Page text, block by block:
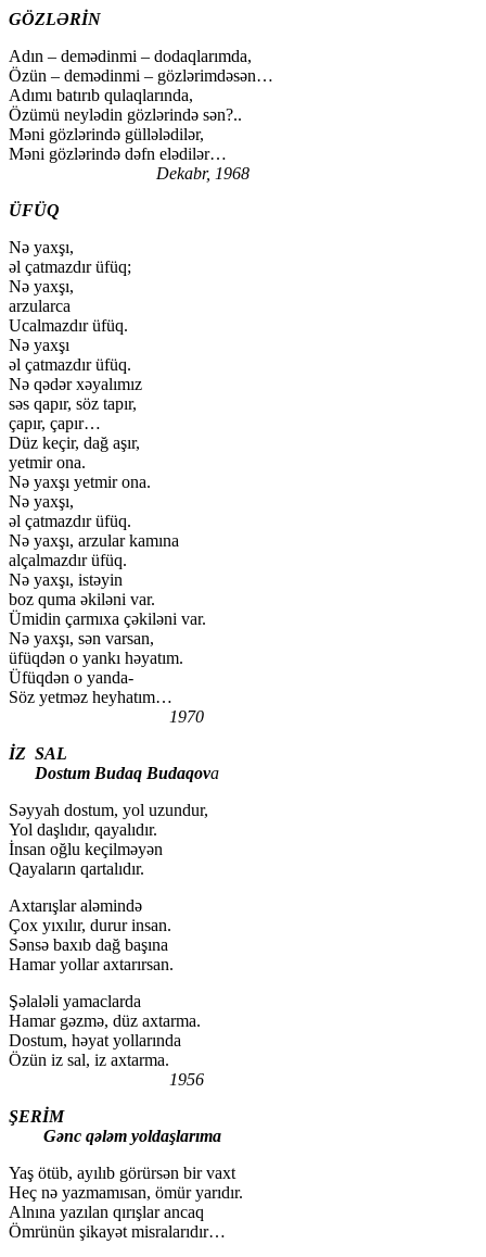
GÖZLƏRİN
Adın – demədinmi – dodaqlarımda,
Özün – demədinmi – gözlərimdəsən…
Adımı batırıb qulaqlarında,
Özümü neylədin gözlərində sən?..
Məni gözlərində güllələdilər,
Məni gözlərində dəfn elədilər…
Dekabr, 1968
ÜFÜQ
Nə yaxşı,
əl çatmazdır üfüq;
Nə yaxşı,
arzularca
Ucalmazdır üfüq.
Nə yaxşı
əl çatmazdır üfüq.
Nə qədər xəyalımız
səs qapır, söz tapır,
çapır, çapır…
Düz keçir, dağ aşır,
yetmir ona.
Nə yaxşı yetmir ona.
Nə yaxşı,
əl çatmazdır üfüq.
Nə yaxşı, arzular kamına
alçalmazdır üfüq.
Nə yaxşı, istəyin
boz quma əkiləni var.
Ümidin çarmıxa çəkiləni var.
Nə yaxşı, sən varsan,
üfüqdən o yankı həyatım.
Üfüqdən o yanda-
Söz yetməz heyhatım…
1970
İZ SAL
Dostum Budaq Budaqova
Səyyah dostum, yol uzundur,
Yol daşlıdır, qayalıdır.
İnsan oğlu keçilməyən
Qayaların qartalıdır.
Axtarışlar aləmində
Çox yıxılır, durur insan.
Sənsə baxıb dağ başına
Hamar yollar axtarırsan.
Şəlaləli yamaclarda
Hamar gəzmə, düz axtarma.
Dostum, həyat yollarında
Özün iz sal, iz axtarma.
1956
ŞERİM
Gənc qələm yoldaşlarıma
Yaş ötüb, ayılıb görürsən bir vaxt
Heç nə yazmamısan, ömür yarıdır.
Alnına yazılan qırışlar ancaq
Ömrünün şikayət misralarıdır…